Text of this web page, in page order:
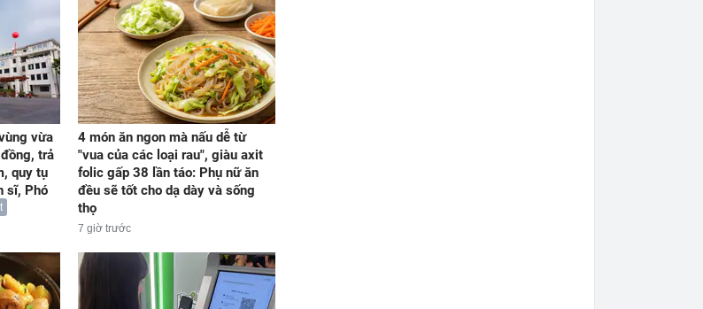
vừa
trả
quy tụ
sĩ, Phó
4 món ăn ngon mà nấu dễ từ
"vua của các loại rau", giàu axit
folic gấp 38 lần táo: Phụ nữ ăn
đều sẽ tốt cho dạ dày và sống
thọ
7 giờ trước